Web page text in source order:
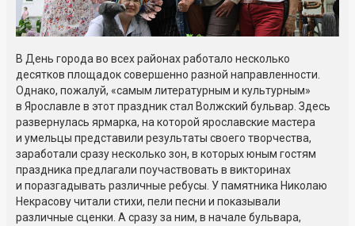
В День города во всех районах работало несколько
десятков площадок совершенно разной направленности.
Однако, пожалуй, «самым литературным и культурным»
в Ярославле в этот праздник стал Волжский бульвар. Здесь
развернулась ярмарка, на которой ярославские мастера
и умельцы представили результаты своего творчества,
заработали сразу несколько зон, в которых юным гостям
праздника предлагали поучаствовать в викторинах
и поразгадывать различные ребусы. У памятника Николаю
Некрасову читали стихи, пели песни и показывали
различные сценки. А сразу за ним, в начале бульвара,